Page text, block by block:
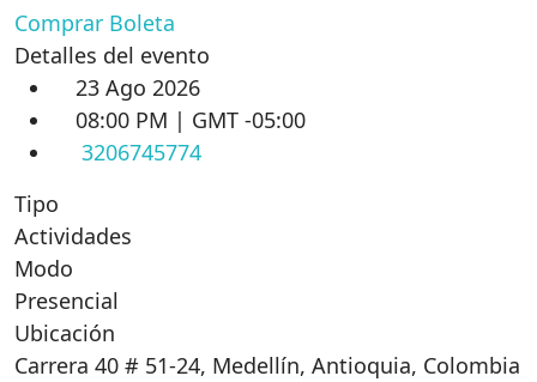
Comprar Boleta
Detalles del evento
23 Ago 2026
08:00 PM | GMT -05:00
3206745774
Tipo
Actividades
Modo
Presencial
Ubicación
Carrera 40 # 51-24, Medellín, Antioquia, Colombia